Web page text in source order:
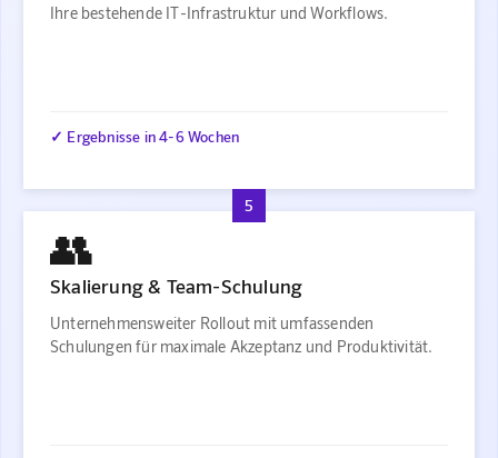
Ihre bestehende IT-Infrastruktur und Workflows.
✓ Ergebnisse in 4-6 Wochen
5
👥
Skalierung & Team-Schulung
Unternehmensweiter Rollout mit umfassenden
Schulungen für maximale Akzeptanz und Produktivität.